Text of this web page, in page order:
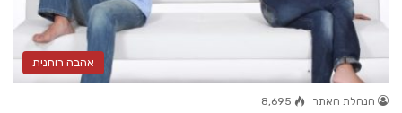
אהבה רוחנית
הנהלת האתר 8,695